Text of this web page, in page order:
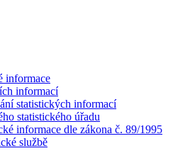
informace
informací
statistických informací
statistického úřadu
informace dle zákona č. 89/1995
službě